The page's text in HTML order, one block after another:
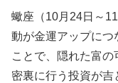
蠍座（10月24日～
動が金運アップにつ
ことで、隠れた富
密裏に行う投資が吉